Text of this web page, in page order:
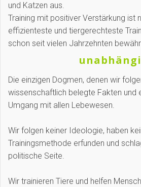
und Katzen aus.
Training mit positiver Verstärkung ist
effizienteste und tiergerechteste
schon seit vielen Jahrzehnten
Die einzigen Dogmen, denen wir
wissenschaftlich belegte Fakten und
Umgang mit allen Lebewesen.
Wir folgen keiner Ideologie, haben
Trainingsmethode erfunden und
politische Seite.
Wir trainieren Tiere und helfen